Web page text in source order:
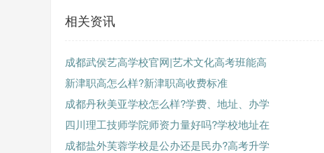
相关资讯
成都武侯艺高学校官网|艺术文化高考班能高
新津职高怎么样?新津职高收费标准
成都丹秋美亚学校怎么样?学费、地址、办学
四川理工技师学院师资力量好吗?学校地址在
成都盐外芙蓉学校是公办还是民办?高考升学